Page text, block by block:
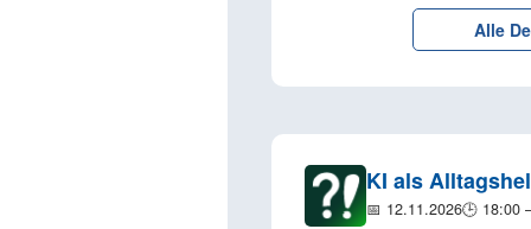
Alle
KI als
📅 12.11.2026🕒 18:00